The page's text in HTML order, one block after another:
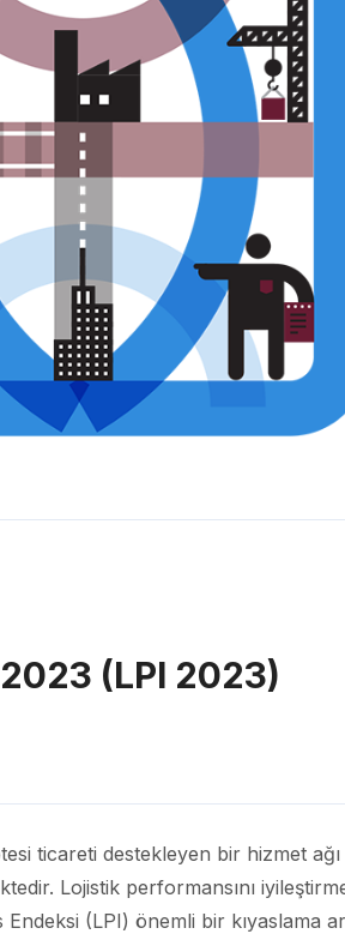
(LPI 2023)
ticareti destekleyen bir hizmet
Lojistik performansını
(LPI) önemli bir kıyaslama